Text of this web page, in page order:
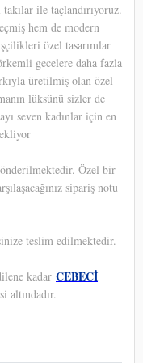
ile taçlandırıyoruz.
hem de modern
özel tasarımlar
gecelere daha fazla
üretilmiş olan özel
lüksünü sizler de
seven kadınlar için en
Özel bir
sipariş notu
teslim edilmektedir.
kadar CEBECİ
altındadır.